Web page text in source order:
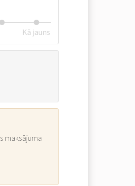
Kā jauns
maksājuma